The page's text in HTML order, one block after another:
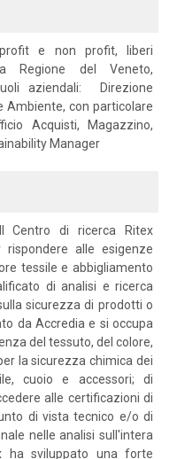
e non profit, liberi
Regione del Veneto,
aziendali: Direzione
Ambiente, con particolare
Acquisti, Magazzino,
Manager
Centro di ricerca Ritex
alle esigenze
tessile e abbigliamento
di analisi e ricerca
sicurezza di prodotti o
da Accredia e si occupa
del tessuto, del colore,
la sicurezza chimica dei
cuoio e accessori; di
alle certificazioni di
di vista tecnico e/o di
nelle analisi sull'intera
ha sviluppato una forte